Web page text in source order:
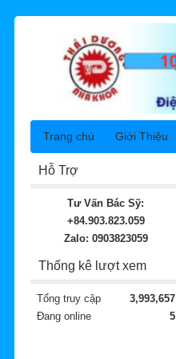
Hỗ Trợ
Tư Vấn Bác Sỹ:
+84.903.823.059
Zalo: 0903823059
Thống kê lượt xem
Tổng truy cập
3,993,657
Đang online
5
Trang chủ Giới Thiệu